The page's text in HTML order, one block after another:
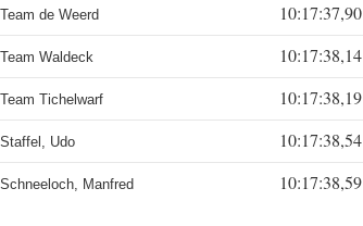
Team de Weerd
10:17:37,90
Team Waldeck
10:17:38,14
Team Tichelwarf
10:17:38,19
Staffel, Udo
10:17:38,54
Schneeloch, Manfred 10:17:38,59